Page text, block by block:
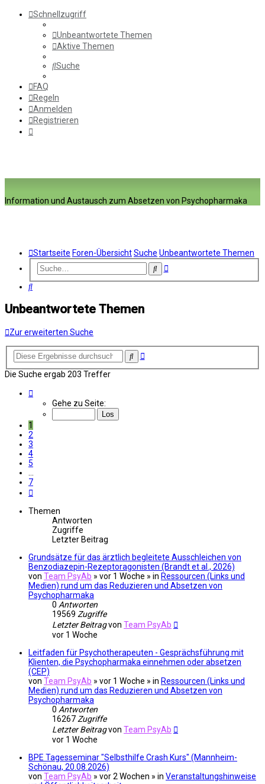
Schnellzugriff
Unbeantwortete Themen
Aktive Themen
Suche
FAQ
Regeln
Anmelden
Registrieren
Information und Austausch zum Absetzen von Psychopharmaka
Startseite Foren-ÜbersichtSuche Unbeantwortete Themen
SucheErweiterte
Suche
Unbeantwortete Themen
Zur erweiterten Suche
SucheErweiterte
Die Suche ergab 203 Treffer
7
Gehe zu Seite:
1
2
3
4
5
7
Themen
Antworten
Zugriffe
Letzter Beitrag
Grundsätze für das ärztlich begleitete Ausschleichen von
Benzodiazepin-Rezeptoragonisten (Brandt et al., 2026)
von Team PsyAb » vor 1 Woche » in Ressourcen (Links und
Medien) rund um das Reduzieren und Absetzen von
Psychopharmaka
0 Antworten
19569 Zugriffe
Letzter Beitragvon Team PsyAb
vor 1 Woche
Leitfaden für Psychotherapeuten - Gesprächsführung mit
Klienten, die Psychopharmaka einnehmen oder absetzen
(CEP)
von Team PsyAb » vor 1 Woche » in Ressourcen (Links und
Medien) rund um das Reduzieren und Absetzen von
Psychopharmaka
0 Antworten
16267 Zugriffe
Letzter Beitragvon Team PsyAb
vor 1 Woche
BPE Tagesseminar "Selbsthilfe Crash Kurs" (Mannheim-
Schönau, 20.08.2026)
von Team PsyAb » vor 2 Wochen » in Veranstaltungshinweise